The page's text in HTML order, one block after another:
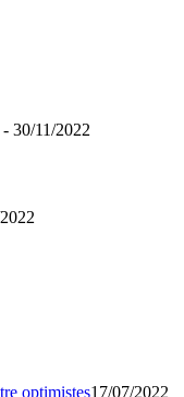
30/11/2022
17/07/2022